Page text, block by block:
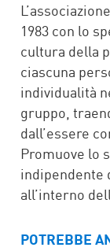
1983 con lo
cultura della
ciascuna
individualità
gruppo,
dall’essere
Promuove lo
indipendente
all’interno
POTREBBE